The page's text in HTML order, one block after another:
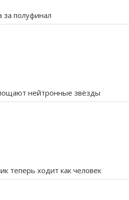
за полуфинал
нейтронные звёзды
теперь ходит как человек